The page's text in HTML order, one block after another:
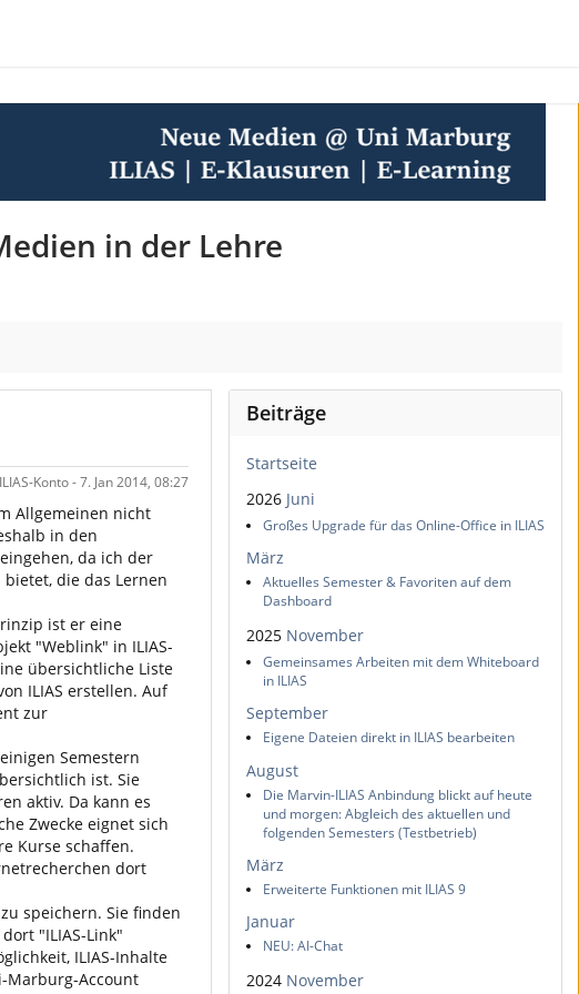
in der Lehre
Konto - 7. Jan 2014, 08:27
Allgemeinen nicht
in den
da ich der
die das Lernen
ist er eine
"Weblink" in ILIAS-
übersichtliche Liste
ILIAS erstellen. Auf
zur
Semestern
ist. Sie
aktiv. Da kann es
Zwecke eignet sich
Kurse schaffen.
dort
speichern. Sie finden
"ILIAS-Link"
ILIAS-Inhalte
Marburg-Account
Beiträge
Startseite
2026 Juni
Großes Upgrade für das Online-Office in ILIAS
März
Aktuelles Semester & Favoriten auf dem
Dashboard
2025 November
Gemeinsames Arbeiten mit dem Whiteboard
in ILIAS
September
Eigene Dateien direkt in ILIAS bearbeiten
August
Die Marvin-ILIAS Anbindung blickt auf heute
und morgen: Abgleich des aktuellen und
folgenden Semesters (Testbetrieb)
März
Erweiterte Funktionen mit ILIAS 9
Januar
NEU: AI-Chat
2024 November